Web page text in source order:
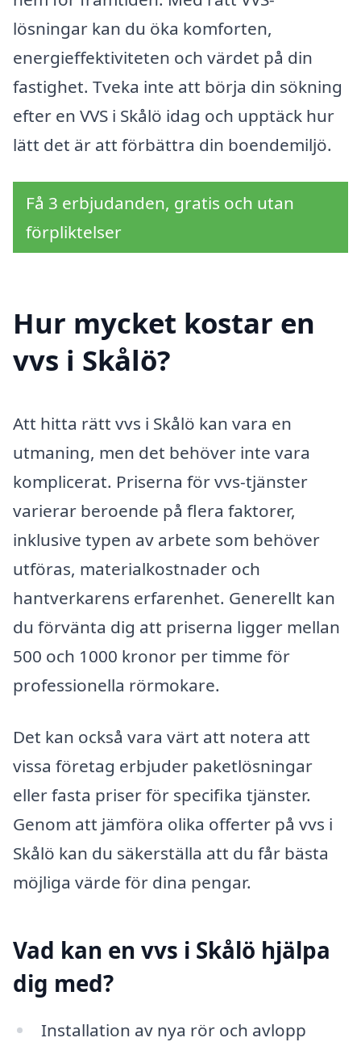
lösningar kan du öka komforten,
energieffektiviteten och värdet på din
fastighet. Tveka inte att börja din sökning
efter en VVS i Skålö idag och upptäck hur
lätt det är att förbättra din boendemiljö.
Få 3 erbjudanden, gratis och utan
förpliktelser
Hur mycket kostar en
vvs i Skålö?
Att hitta rätt vvs i Skålö kan vara en
utmaning, men det behöver inte vara
komplicerat. Priserna för vvs-tjänster
varierar beroende på flera faktorer,
inklusive typen av arbete som behöver
utföras, materialkostnader och
hantverkarens erfarenhet. Generellt kan
du förvänta dig att priserna ligger mellan
500 och 1000 kronor per timme för
professionella rörmokare.
Det kan också vara värt att notera att
vissa företag erbjuder paketlösningar
eller fasta priser för specifika tjänster.
Genom att jämföra olika offerter på vvs i
Skålö kan du säkerställa att du får bästa
möjliga värde för dina pengar.
Vad kan en vvs i Skålö hjälpa
dig med?
Installation av nya rör och avlopp